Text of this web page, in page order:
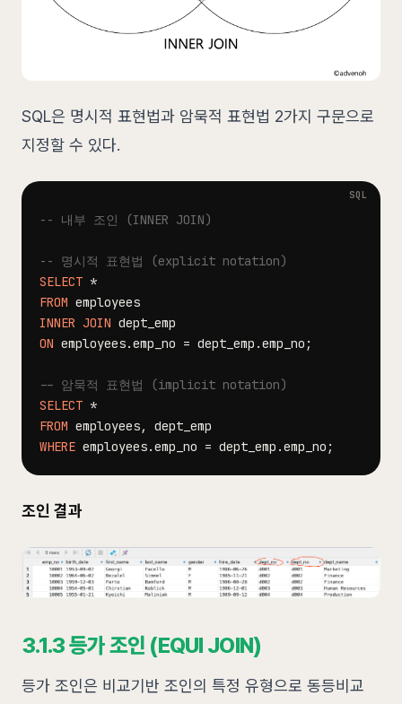
SQL은 명시적 표현법과 암묵적 표현법 2가지 구문으로
지정할 수 있다.
-- 내부 조인 (INNER JOIN)
-- 명시적 표현법 (explicit notation)
SELECT *
FROM
INNER JOIN
ON employees.emp_no = dept_emp .emp_no ;
-- 암묵적 표현법 (implicit notation)
SELECT *
FROM employees,
WHERE employees.emp_no = dept_emp .emp_no ;
조인 결과
3.1.3 등가 조인 (EQUI JOIN)
등가 조인은 비교기반 조인의 특정 유형으로 동등비교